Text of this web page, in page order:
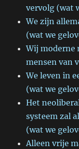
vervolg (wat
We zijn
(wat we
Wij moderne
mensen van
We leven in
(wat we
Het
systeem zal
(wat we
Alleen vrije